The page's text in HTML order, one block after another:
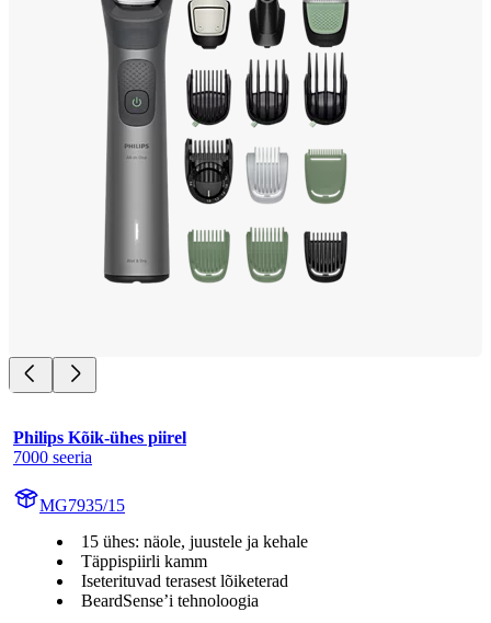
Philips Kõik-ühes piirel
7000 seeria
MG7935/15
15 ühes: näole, juustele ja kehale
Täppispiirli kamm
Iseterituvad terasest lõiketerad
BeardSense’i tehnoloogia